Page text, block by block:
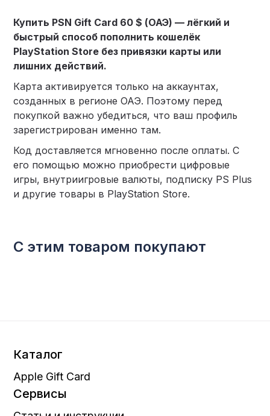
Купить PSN Gift Card 60 $ (ОАЭ) — лёгкий и
быстрый способ пополнить кошелёк
PlayStation Store без привязки карты или
лишних действий.
Карта активируется только на аккаунтах,
созданных в регионе ОАЭ. Поэтому перед
покупкой важно убедиться, что ваш профиль
зарегистрирован именно там.
Код доставляется мгновенно после оплаты. С
его помощью можно приобрести цифровые
игры, внутриигровые валюты, подписку PS Plus
и другие товары в PlayStation Store.
С этим товаром покупают
Каталог
Apple Gift Card
Сервисы